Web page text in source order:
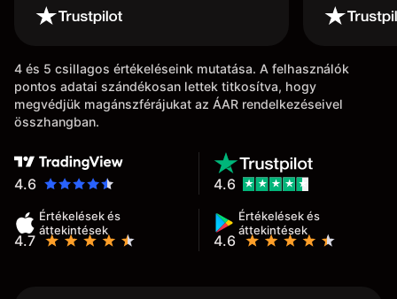
4 és 5 csillagos értékeléseink mutatása. A felhasználók
pontos adatai szándékosan lettek titkosítva, hogy
megvédjük magánszférájukat az ÁAR rendelkezéseivel
összhangban.
4.6
Értékelések és
áttekintések
4.7
Értékelések és
áttekintések
4.6
4.6